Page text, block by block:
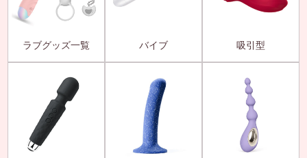
ラブグッズ一覧 バイブ 吸引型